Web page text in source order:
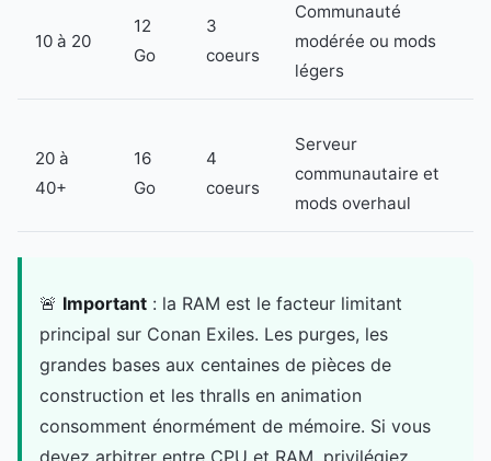
10 à 20
12
Go
3
coeurs
Communauté
modérée ou mods
légers
20 à
40+
16
Go
4
coeurs
Serveur
communautaire et
mods overhaul
🚨 Important : la RAM est le facteur limitant
principal sur Conan Exiles. Les purges, les
grandes bases aux centaines de pièces de
construction et les thralls en animation
consomment énormément de mémoire. Si vous
devez arbitrer entre CPU et RAM, privilégiez